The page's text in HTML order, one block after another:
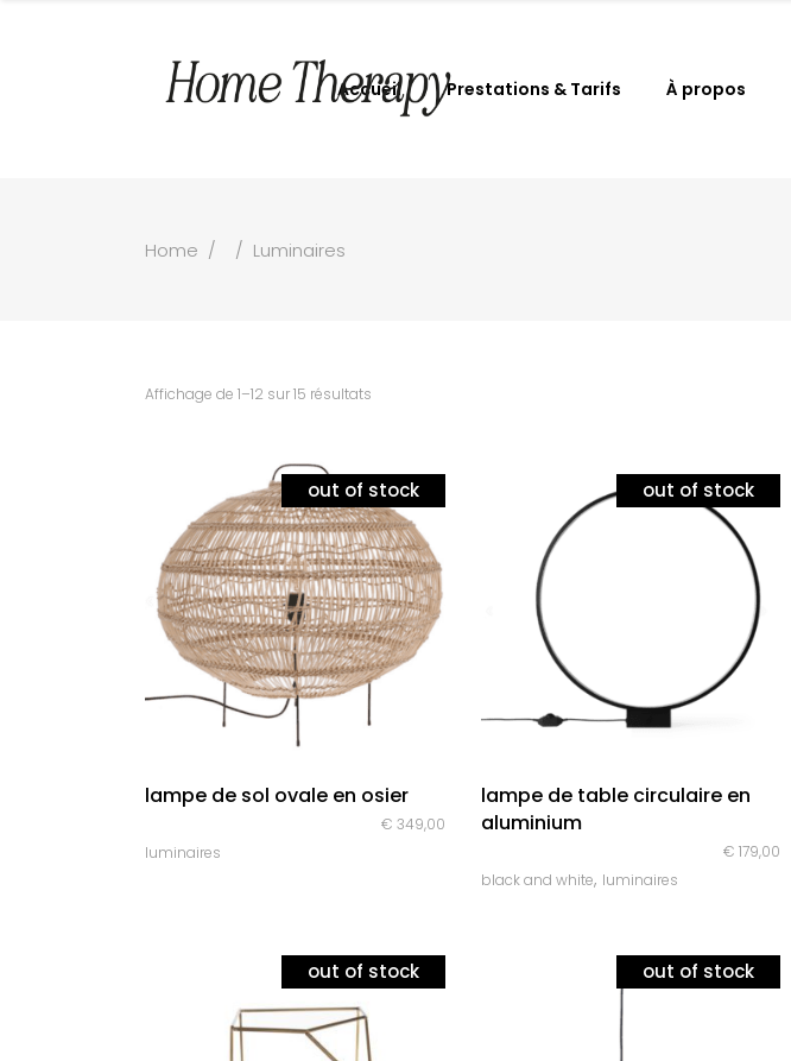
Accueil Prestations & Tarifs À propos
Home / / Luminaires
Affichage de 1–12 sur 15 résultats
out of stock
lampe de sol ovale en osier
€ 349,00
luminaires
out of stock
lampe de table circulaire en
aluminium
€ 179,00
black and white, luminaires
out of stock out of stock